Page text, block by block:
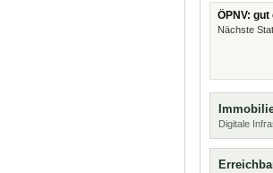
ÖPNV:
Nächste
Digitale